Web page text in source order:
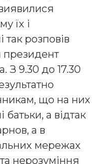
їх і
розповів
президент
З 9.30 до 17.30
що на них
батьки, а відтак
а в
мережах
нерозуміння